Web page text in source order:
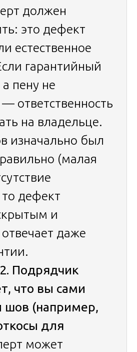
должен
это дефект
естественное
гарантийный
а пену не
ответственность
на владельце.
изначально был
(малая
дефект
и
даже
Подрядчик
что вы сами
шов (например,
для
может